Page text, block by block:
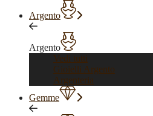
Argento
Argento
Vedi tutti
Gioielli Argento
Argenteria
Gemme